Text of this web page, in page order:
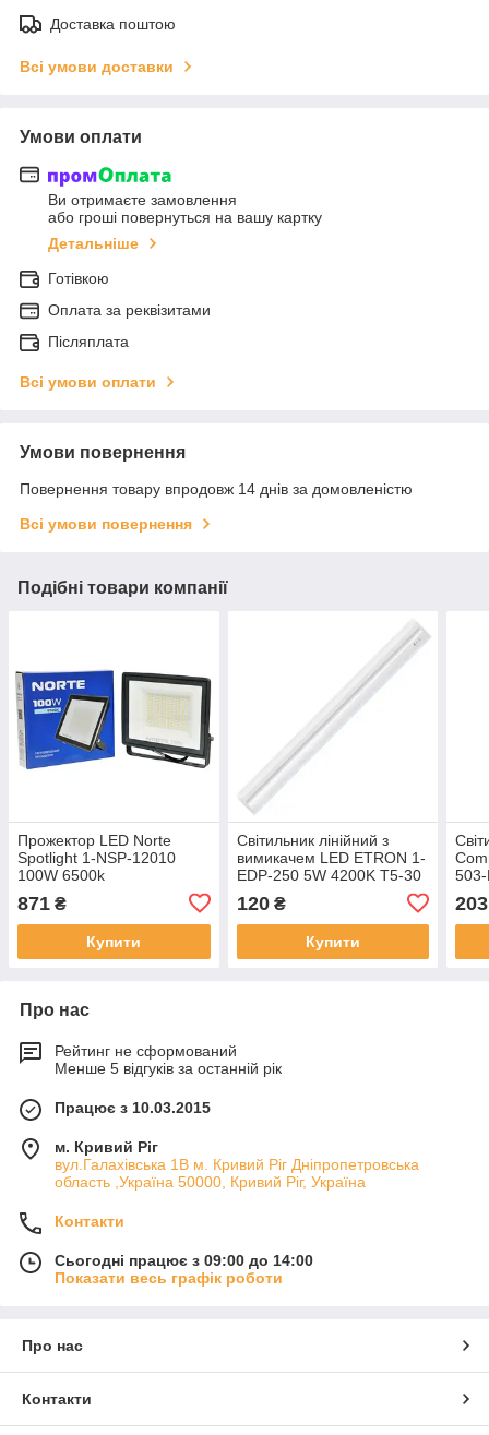
Доставка поштою
Всі умови доставки
Умови оплати
Ви отримаєте замовлення
або гроші повернуться на вашу картку
Детальніше
Готівкою
Оплата за реквізитами
Післяплата
Всі умови оплати
Умови повернення
Повернення товару впродовж 14 днів за домовленістю
Всі умови повернення
Подібні товари компанії
Прожектор LED Norte
Spotlight 1-NSP-12010
100W 6500k
871 ₴
Купити
Світильник лінійний з
вимикачем LED ETRON 1-
EDP-250 5W 4200K T5-30
120₴
Купити
503-
203
Про нас
Рейтинг не сформований
Менше 5 відгуків за останній рік
Працює з 10.03.2015
м. Кривий Ріг
вул.Галахівська 1В м. Кривий Ріг Дніпропетровська
область ,Україна 50000, Кривий Ріг, Україна
Контакти
Сьогодні працює з 09:00 до 14:00
Показати весь графік роботи
Про нас
Контакти